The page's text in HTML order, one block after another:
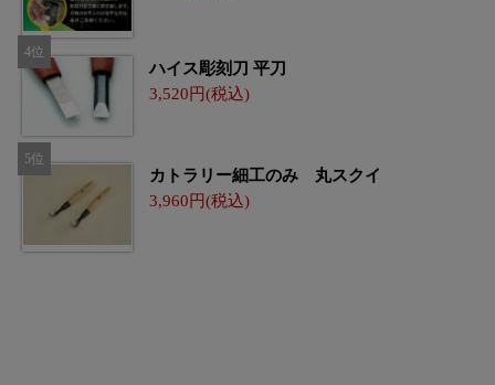
ハイス彫刻刀 平刀
3,520
カトラリー細工のみ 丸スクイ
3,960